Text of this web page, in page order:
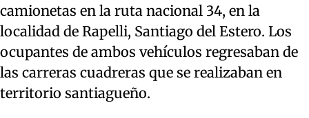
camionetas en la ruta nacional 34, en la
localidad de Rapelli, Santiago del Estero. Los
ocupantes de ambos vehículos regresaban de
las carreras cuadreras que se realizaban en
territorio santiagueño.